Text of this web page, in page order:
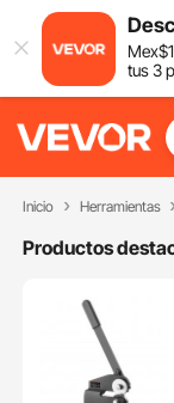
Mex$
tus 3
Inicio Herramientas
Productos